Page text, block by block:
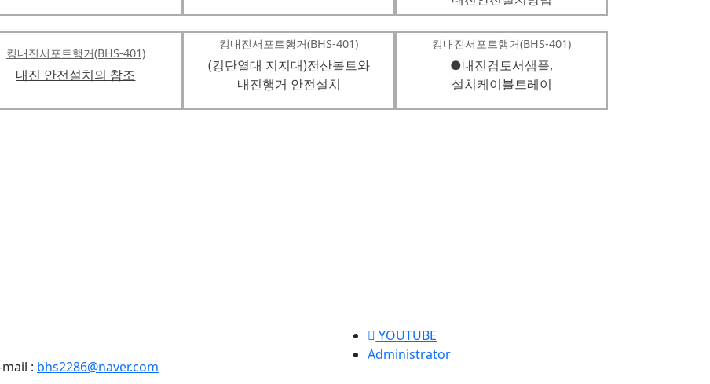
킹내진서포트행거(BHS-401)
내진 안전설치의 참조
킹내진서포트행거(BHS-401)
(킹단열대 지지대)전산볼트와
내진행거 안전설치
킹내진서포트행거(BHS-401)
●내진검토서샘플,
설치케이블트레이
mail : bhs2286@naver.com
YOUTUBE
Administrator